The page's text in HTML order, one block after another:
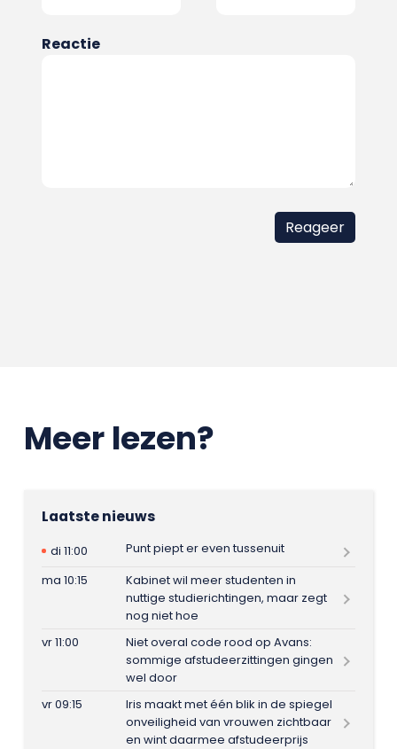
Reactie
Meer lezen?
Laatste nieuws
di 11:00
Punt piept er even tussenuit
ma 10:15
Kabinet wil meer studenten in
nuttige studierichtingen, maar zegt
nog niet hoe
vr 11:00
Niet overal code rood op Avans:
sommige afstudeerzittingen gingen
wel door
vr 09:15
Iris maakt met één blik in de spiegel
onveiligheid van vrouwen zichtbaar
en wint daarmee afstudeerprijs